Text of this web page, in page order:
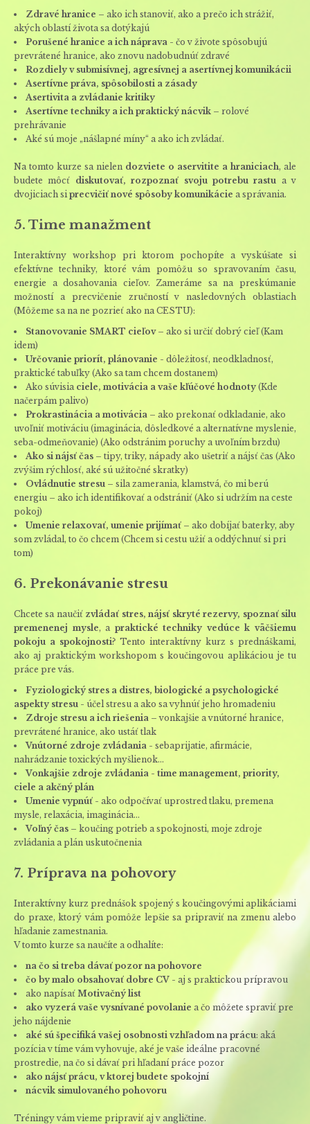
Zdravé hranice – ako ich stanoviť, ako a prečo ich strážiť,
akých oblastí života sa dotýkajú
Porušené hranice a ich náprava - čo v živote spôsobujú
prevrátené hranice, ako znovu nadobudnúť zdravé
Rozdiely v submisívnej, agresívnej a asertívnej komunikácii
Asertívne práva, spôsobilosti a zásady
Asertivita a zvládanie kritiky
Asertívne techniky a ich praktický nácvik – rolové
prehrávanie
Aké sú moje „nášlapné míny“ a ako ich zvládať.
Na tomto kurze sa nielen dozviete o aservitite a hraniciach, ale
budete môcť diskutovať, rozpoznať svoju potrebu rastu a v
dvojiciach siprecvičiť nové spôsoby komunikácie a správania.
5. Time manažment
Interaktívny workshop pri ktorom pochopíte a vyskúšate si
efektívne techniky, ktoré vám pomôžu so spravovaním času,
energie a dosahovania cieľov. Zameráme sa na preskúmanie
možností a precvičenie zručností v nasledovných oblastiach
(Môžeme sa na ne pozrieť ako na CESTU):
Stanovovanie SMART cieľov– ako si určiť dobrý cieľ (Kam
idem)
Určovanie priorít, plánovanie - dôležitosť, neodkladnosť,
praktické tabuľky (Ako sa tam chcem dostanem)
Ako súvisia ciele, motivácia a vaše kľúčové hodnoty (Kde
načerpám palivo)
Prokrastinácia a motivácia – ako prekonať odkladanie, ako
uvoľniť motiváciu (imaginácia, dôsledkové a alternatívne myslenie,
seba-odmeňovanie) (Ako odstránim poruchy a uvoľním brzdu)
Ako si nájsť čas – tipy, triky, nápady ako ušetriť a nájsť čas (Ako
zvýšim rýchlosť, aké sú užitočné skratky)
Ovládnutie stresu – sila zamerania, klamstvá, čo mi berú
energiu – ako ich identifikovať a odstrániť (Ako si udržím na ceste
pokoj)
Umenie relaxovať, umenie prijímať – ako dobíjať baterky, aby
som zvládal, to čo chcem (Chcem si cestu užiť a oddýchnuť si pri
tom)
6. Prekonávanie stresu
Chcete sa naučiť zvládať stres, nájsť skryté rezervy, spoznať silu
premenenej mysle, apraktické techniky vedúce k väčšiemu
pokoju a spokojnosti? Tento interaktívny kurz s prednáškami,
ako aj praktickým workshopom s koučingovou aplikáciou je tu
práce pre vás.
Fyziologický stres a distres, biologické a psychologické
aspekty stresu - účel stresu a ako sa vyhnúť jeho hromadeniu
Zdroje stresu a ich riešenia – vonkajšie a vnútorné hranice,
prevrátené hranice, ako ustáť tlak
Vnútorné zdroje zvládania - sebaprijatie, afirmácie,
nahrádzanie toxických myšlienok…
Vonkajšie zdroje zvládania - time management, priority,
ciele a akčný plán
Umenie vypnúť - ako odpočívať uprostred tlaku, premena
mysle, relaxácia, imaginácia…
Voľný čas – koučing potrieb a spokojnosti, moje zdroje
zvládania a plán uskutočnenia
7. Príprava na pohovory
Interaktívny kurz prednášok spojený s koučingovými aplikáciami
do praxe, ktorý vám pomôže lepšie sa pripraviť na zmenu alebo
hľadanie zamestnania.
V tomto kurze sa naučíte a odhalíte:
na čo si treba dávať pozor na pohovore
čo by malo obsahovať dobre CV - aj s praktickou prípravou
ako napísať Motivačný list
ako vyzerá vaše vysnívané povolanie a čo môžete spraviť pre
jeho nájdenie
aké sú špecifiká vašej osobnosti vzhľadom na prácu: aká
pozícia v tíme vám vyhovuje, aké je vaše ideálne pracovné
prostredie, na čo si dávať pri hľadaní práce pozor
ako nájsť prácu, v ktorej budete spokojní
nácvik simulovaného pohovoru
Tréningy vám vieme pripraviť aj v angličtine.